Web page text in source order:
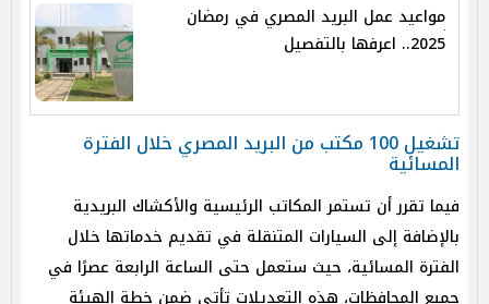
مواعيد عمل البريد المصري في رمضان
2025.. اعرفها بالتفصيل
تشغيل 100 مكتب من البريد المصري خلال الفترة
المسائية
فيما تقرر أن تستمر المكاتب الرئيسية والأكشاك البريدية
بالإضافة إلى السيارات المتنقلة في تقديم خدماتها خلال
الفترة المسائية، حيث ستعمل حتى الساعة الرابعة عصرًا في
جميع المحافظات، هذه التعديلات تأتي ضمن خطة الهيئة